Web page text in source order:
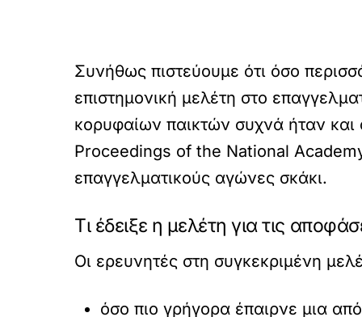
Συνήθως πιστεύουμε ότι όσο
επιστημονική μελέτη στο
κορυφαίων παικτών συχνά ήταν και
Proceedings of the National
επαγγελματικούς αγώνες σκάκι.
Τι έδειξε η μελέτη για τις
Οι ερευνητές στη συγκεκριμένη
όσο πιο γρήγορα έπαιρνε μια